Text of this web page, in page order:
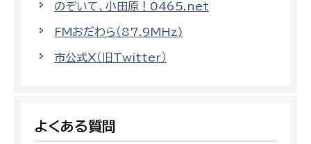
のぞいて、小田原！0465.net
FMおだわら（87.9MHz)
市公式X（旧Twitter）
よくある質問